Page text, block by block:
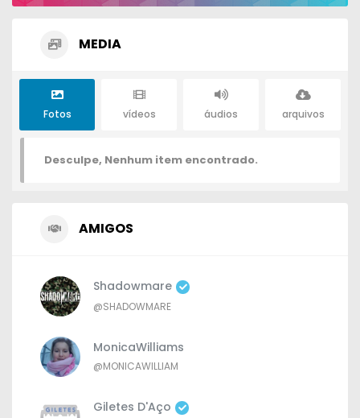
MEDIA
Fotos vídeos áudios arquivos
Desculpe, Nenhum item encontrado.
AMIGOS
Shadowmare
@SHADOWMARE
MonicaWilliams
@MONICAWILLIAM
Giletes D'Aço